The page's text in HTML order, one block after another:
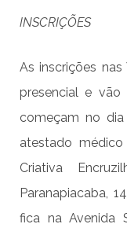
INSCRIÇÕES
As inscrições
presencial e
começam no
atestado
Criativa
Paranapiacaba,
fica na Avenida